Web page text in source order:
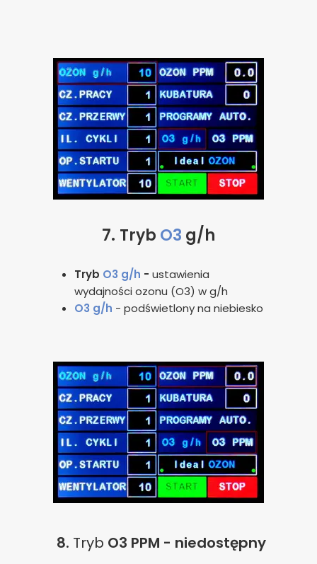
7. Tryb O3 g/h
Tryb O3 g/h - ustawienia
wydajności ozonu (O3) w g/h
O3 g/h - podświetlony na niebiesko
8. Tryb O3 PPM - niedostępny